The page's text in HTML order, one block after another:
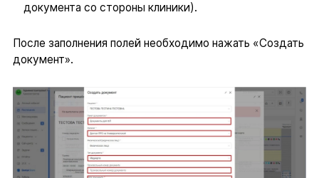
документа со стороны клиники).
После заполнения полей необходимо нажать «Создать
документ».